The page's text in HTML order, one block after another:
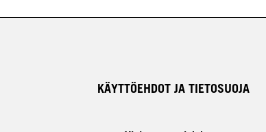
KÄYTTÖEHDOT JA TIETOSUOJA